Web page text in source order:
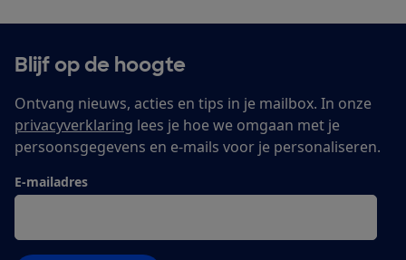
Blijf op de hoogte
Ontvang nieuws, acties en tips in je mailbox. In onze
privacyverklaring lees je hoe we omgaan met je
persoonsgegevens en e-mails voor je personaliseren.
E-mailadres